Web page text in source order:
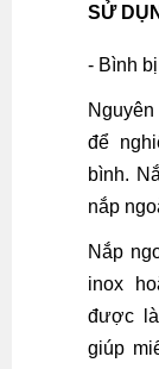
SỬ
- Bình
để
bình.
nắp
Nắp
inox
được
giúp